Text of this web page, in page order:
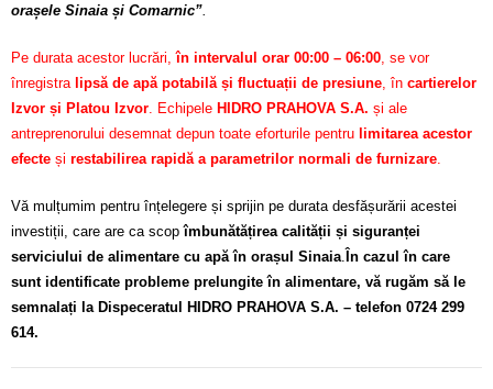
orașele Sinaia și Comarnic”
Pe durata acestor lucrări,în intervalul orar 00:00 – 06:00 , se vor
înregistra lipsă de apă potabilă și fluctuații de presiune , în cartierelor
Izvor și Platou Izvor . Echipele HIDRO PRAHOVA S.A. și ale
antreprenorului desemnat depun toate eforturile pentru limitarea acestor
efecte și restabilirea rapidă a parametrilor normali de furnizare
Vă mulțumim pentru înțelegere și sprijin pe durata desfășurării acestei
investiții, care are ca scopîmbunătățirea calității și siguranței
serviciului de alimentare cu apă în orașul Sinaia În cazul în care
sunt identificate probleme prelungite în alimentare, vă rugăm să le
semnalați la Dispeceratul HIDRO PRAHOVA S.A. – telefon 0724 299
614.